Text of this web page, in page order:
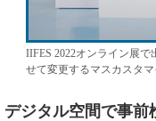
IIFES 2022オンライン展
せて変更するマスカスタ
デジタル空間で事前